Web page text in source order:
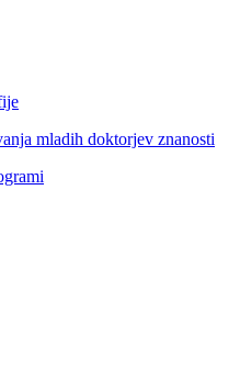
mladih doktorjev znanosti